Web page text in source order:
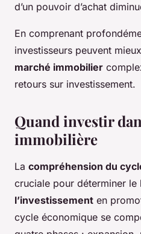
d’un pouvoir d’achat
En comprenant
investisseurs peuvent
marché immobilier
retours sur investissement.
Quand investir
immobilière
La compréhension du
cruciale pour déterminer le
l’investissement en
cycle économique se